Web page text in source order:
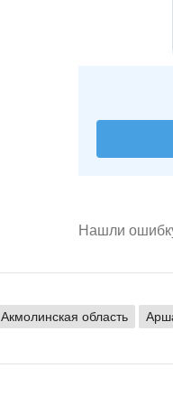
Нашли
Акмолинская область